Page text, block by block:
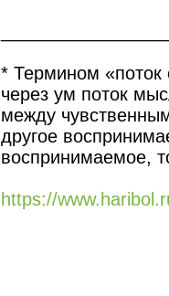
* Термином
через ум поток
между
другое
воспринимаемое,
https://